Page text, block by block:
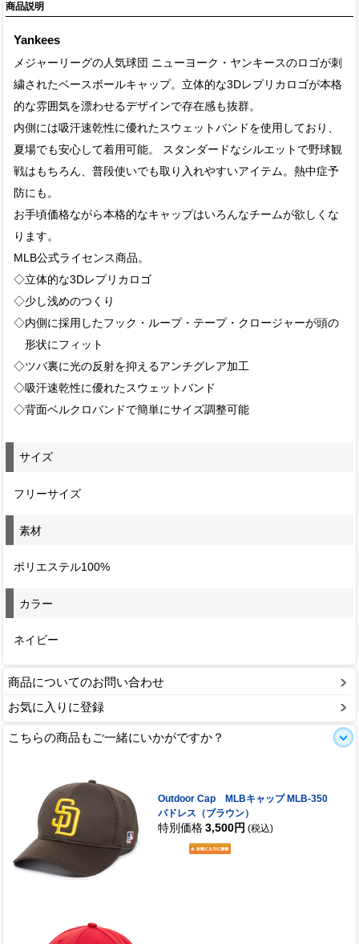
商品説明
Yankees
メジャーリーグの人気球団 ニューヨーク・ヤンキースのロゴが刺
繍されたベースボールキャップ。立体的な3Dレプリカロゴが本格
的な雰囲気を漂わせるデザインで存在感も抜群。
内側には吸汗速乾性に優れたスウェットバンドを使用しており、
夏場でも安心して着用可能。 スタンダードなシルエットで野球観
戦はもちろん、普段使いでも取り入れやすいアイテム。熱中症予
防にも。
お手頃価格ながら本格的なキャップはいろんなチームが欲しくな
ります。
MLB公式ライセンス商品。
◇立体的な3Dレプリカロゴ
◇少し浅めのつくり
◇内側に採用したフック・ループ・テープ・クロージャーが頭の
形状にフィット
◇ツバ裏に光の反射を抑えるアンチグレア加工
◇吸汗速乾性に優れたスウェットバンド
◇背面ベルクロバンドで簡単にサイズ調整可能
サイズ
フリーサイズ
素材
ポリエステル100%
カラー
ネイビー
商品についてのお問い合わせ
お気に入りに登録
こちらの商品もご一緒にいかがですか？
Outdoor Cap MLBキャップ MLB-350
パドレス（ブラウン）
特別価格 3,500円 (税込)